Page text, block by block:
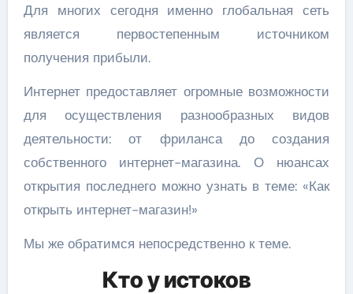
Для многих сегодня именно глобальная сеть
является первостепенным источником
получения прибыли.
Интернет предоставляет огромные возможности
для осуществления разнообразных видов
деятельности: от фриланса до создания
собственного интернет-магазина. О нюансах
открытия последнего можно узнать в теме: «Как
открыть интернет-магазин!»
Мы же обратимся непосредственно к теме.
Кто у истоков